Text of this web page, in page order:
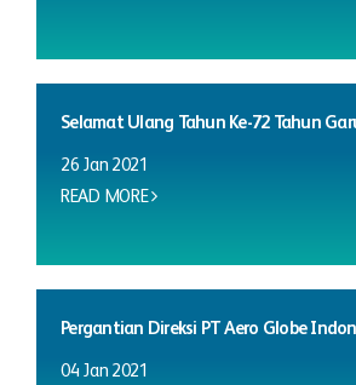
Selamat Ulang Tahun Ke-72 Tahun
26 Jan 2021
READ MORE
Pergantian Direksi PT Aero Globe
04 Jan 2021